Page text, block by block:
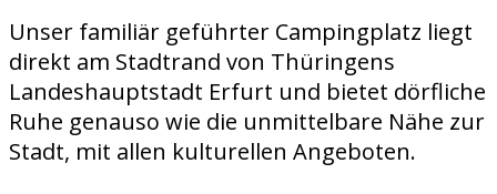
Unser familiär geführter Campingplatz liegt
direkt am Stadtrand von Thüringens
Landeshauptstadt Erfurt und bietet dörfliche
Ruhe genauso wie die unmittelbare Nähe zur
Stadt, mit allen kulturellen Angeboten.